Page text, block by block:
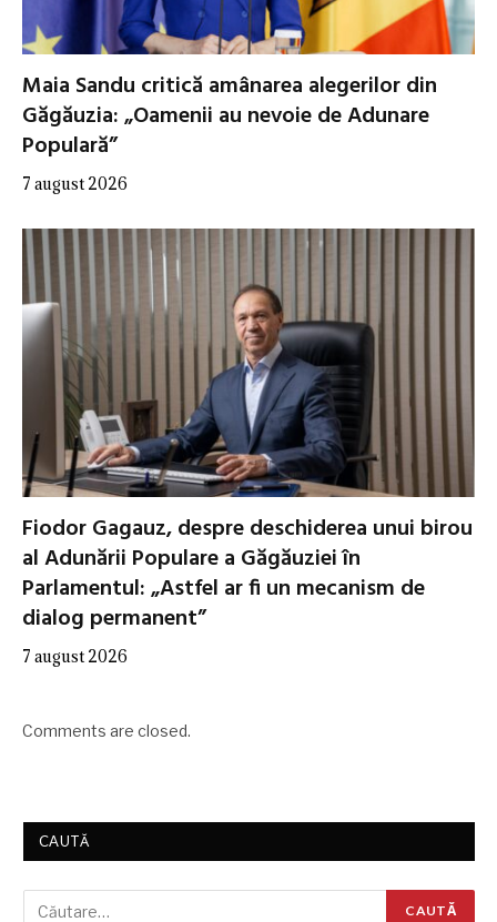
Maia Sandu critică amânarea alegerilor din
Găgăuzia: „Oamenii au nevoie de Adunare
Populară”
7 august 2026
Fiodor Gagauz, despre deschiderea unui birou
al Adunării Populare a Găgăuziei în
Parlamentul: „Astfel ar fi un mecanism de
dialog permanent”
7 august 2026
Comments are closed.
CAUTĂ